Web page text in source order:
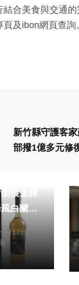
合美食與交通
及ibon網頁查詢
新竹縣守護客
部撥1億多元修
及醫療
獲金牌
白蘭
享用
節
月12日